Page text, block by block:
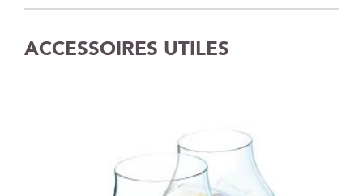
ACCESSOIRES UTILES